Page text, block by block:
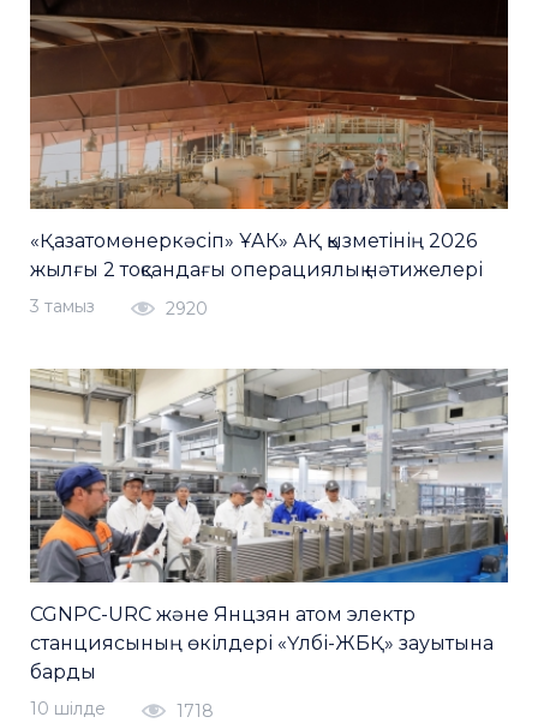
«Қазатомөнеркәсіп» ҰАК» АҚ қызметінің 2026
жылғы 2 тоқсандағы операциялық нәтижелері
3 тамыз 2920
CGNPC-URC және Янцзян атом электр
станциясының өкілдері «Үлбі-ЖБҚ» зауытына
барды
10 шiлде 1718